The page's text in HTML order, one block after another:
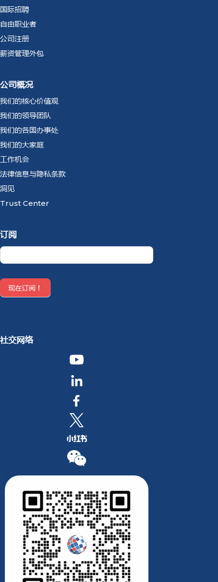
国际招聘
自由职业者
公司注册
薪资管理外包
公司概况
我们的核心价值观
我们的领导团队
我们的各国办事处
我们的大家庭
工作机会
法律信息与隐私条款
洞见
Trust Center
订阅
Newsletter
CN
现在订阅！
社交网络